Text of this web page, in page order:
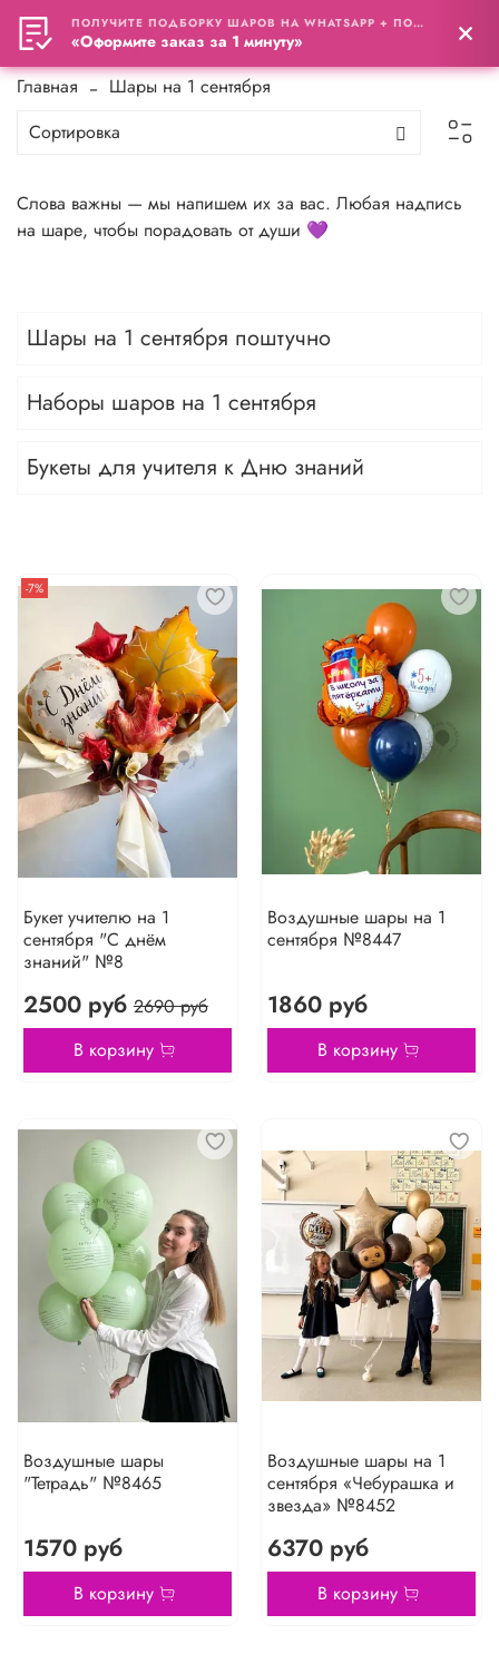
0
Главная Шары на 1 сентября
Слова важны — мы напишем их за вас. Любая надпись
на шаре, чтобы порадовать от души 💜
Шары на 1 сентября поштучно
Наборы шаров на 1 сентября
Букеты для учителя к Дню знаний
-7%
Букет учителю на 1
сентября "С днём
знаний" №8
2500 руб2690 руб
В корзину
Воздушные шары на 1
сентября №8447
1860 руб
В корзину
Воздушные шары
"Тетрадь" №8465
1570 руб
В корзину
Воздушные шары на 1
сентября «Чебурашка и
звезда» №8452
6370 руб
В корзину
ПОЛУЧИТЕ ПОДБОРКУ ШАРОВ НА WHATSAPP + ПОДАРОК
«Оформите заказ за 1 минуту»